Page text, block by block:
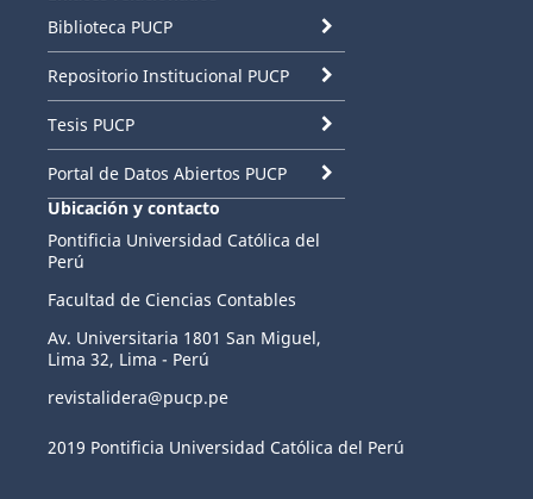
Biblioteca PUCP
Repositorio Institucional PUCP
Tesis PUCP
Portal de Datos Abiertos PUCP
Ubicación y contacto
Pontificia Universidad Católica del
Perú
Facultad de Ciencias Contables
Av. Universitaria 1801 San Miguel,
Lima 32, Lima - Perú
revistalidera@pucp.pe
2019 Pontificia Universidad Católica del Perú